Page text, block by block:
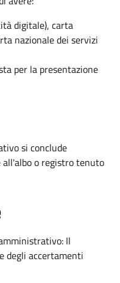
digitale), carta
nazionale dei servizi
per la presentazione
si conclude
o registro tenuto
Il
degli accertamenti